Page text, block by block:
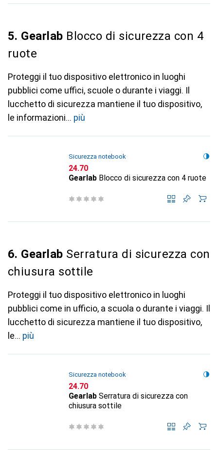
5. Gearlab Blocco di sicurezza con 4
ruote
Proteggi il tuo dispositivo elettronico in luoghi
pubblici come uffici, scuole o durante i viaggi. Il
lucchetto di sicurezza mantiene il tuo dispositivo,
le informazioni
più
Sicurezza notebook
CHF
24.70
Gearlab Blocco di sicurezza con 4 ruote
6. Gearlab Serratura di sicurezza con
chiusura sottile
Proteggi il tuo dispositivo elettronico in luoghi
pubblici come in ufficio, a scuola o durante i viaggi. Il
lucchetto di sicurezza mantiene il tuo dispositivo,
le
più
Sicurezza notebook
CHF
24.70
Gearlab Serratura di sicurezza con
chiusura sottile